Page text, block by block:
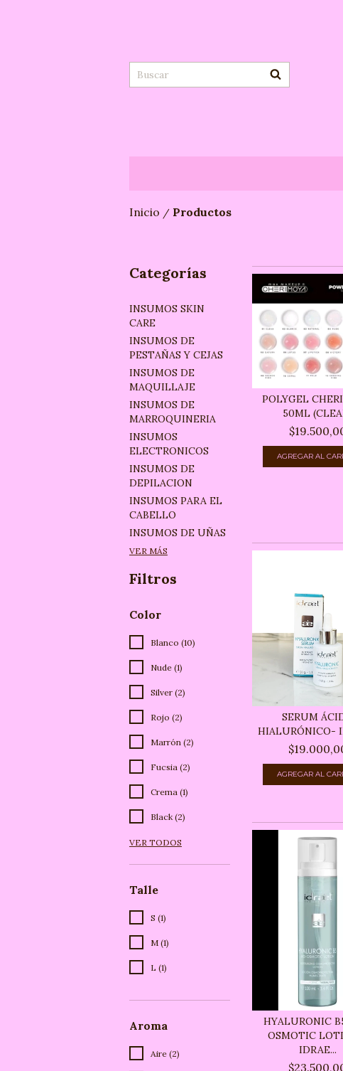
Inicio / Productos
Categorías
INSUMOS SKIN
CARE
INSUMOS DE
PESTAÑAS Y CEJAS
INSUMOS DE
MAQUILLAJE
INSUMOS DE
MARROQUINERIA
INSUMOS
ELECTRONICOS
INSUMOS DE
DEPILACION
INSUMOS PARA EL
CABELLO
INSUMOS DE UÑAS
VER MÁS
Filtros
Color
Blanco (10)
Nude (1)
Silver (2)
Rojo (2)
Marrón (2)
Fucsia (2)
Crema (1)
Black (2)
VER TODOS
Talle
S (1)
M (1)
L (1)
Aroma
Aire (2)
POLYGEL
50ML
SERUM
HIALURÓNICO-
HYALURONIC
OSMOTIC
IDRAE...